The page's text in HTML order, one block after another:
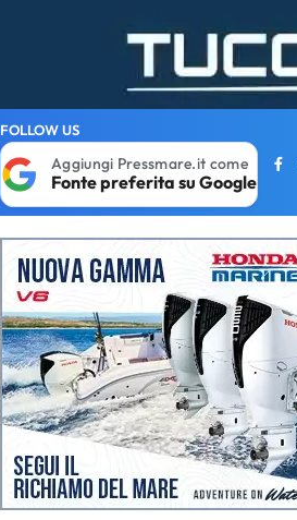
FOLLOW US
Aggiungi Pressmare.it come
Fonte preferita su Google